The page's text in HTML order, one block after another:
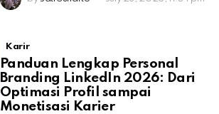
Karir
Panduan Lengkap Personal
Branding LinkedIn 2026: Dari
Optimasi Profil sampai
Monetisasi Karier